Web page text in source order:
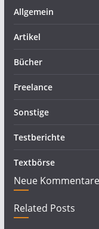
Allgemein
Artikel
Bücher
Freelance
Sonstige
Testberichte
Textbörse
Neue Kommentare
Related Posts